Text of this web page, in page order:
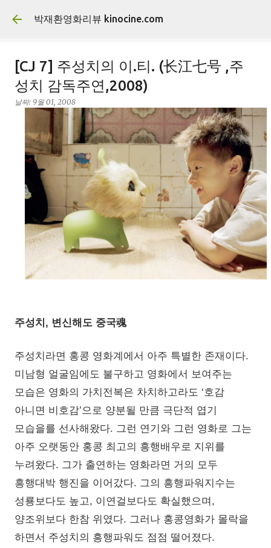
기본 콘텐츠로 건너뛰기
박재환영화리뷰 kinocine.com
[CJ 7] 주성치의 이.티. (长江七号 ,주
성치 감독주연,2008)
날짜: 9월 01, 2008
주성치, 변신해도 중국魂
주성치라면 홍콩 영화계에서 아주 특별한 존재이다.
미남형 얼굴임에도 불구하고 영화에서 보여주는
모습은 영화의 가치전복은 차치하고라도 ‘호감
아니면 비호감’으로 양분될 만큼 극단적 엽기
모습을를 선사해왔다. 그런 연기와 그런 영화로 그는
아주 오랫동안 홍콩 최고의 흥행배우로 지위를
누려왔다. 그가 출연하는 영화라면 거의 모두
흥행대박 행진을 이어갔다. 그의 흥행파워지수는
성룡보다도 높고, 이연걸보다도 확실했으며,
양조위보다 한참 위였다. 그러나 홍콩영화가 몰락을
하면서 주성치의 흥행파워도 점점 떨어졌다.